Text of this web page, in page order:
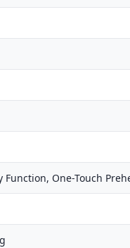
Function, One-Touch